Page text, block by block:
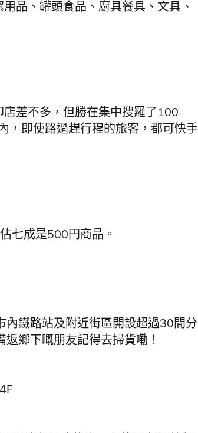
品、罐頭食品、廚具餐具、文具、
店差不多，但勝在集中搜羅了100-
，即使路過趕行程的旅客，都可快手
七成是500円商品。
內鐵路站及附近街區開設超過30間分
鄉下嘅朋友記得去掃貨嘞！